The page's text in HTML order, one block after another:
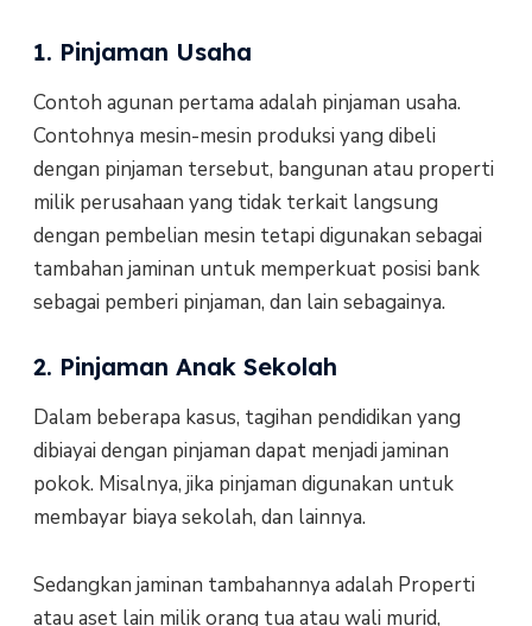
1. Pinjaman Usaha
Contoh agunan pertama adalah pinjaman usaha.
Contohnya mesin-mesin produksi yang dibeli
dengan pinjaman tersebut, bangunan atau properti
milik perusahaan yang tidak terkait langsung
dengan pembelian mesin tetapi digunakan sebagai
tambahan jaminan untuk memperkuat posisi bank
sebagai pemberi pinjaman, dan lain sebagainya.
2. Pinjaman Anak Sekolah
Dalam beberapa kasus, tagihan pendidikan yang
dibiayai dengan pinjaman dapat menjadi jaminan
pokok. Misalnya, jika pinjaman digunakan untuk
membayar biaya sekolah, dan lainnya.
Sedangkan jaminan tambahannya adalah Properti
atau aset lain milik orang tua atau wali murid,